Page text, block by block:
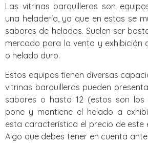
Las vitrinas barquilleras son
una heladería, ya que en estas se
sabores de helados. Suelen ser
mercado para la venta y exhibición
o helado duro.
Estos equipos tienen diversas
vitrinas barquilleras pueden
sabores o hasta 12 (estos son los
pone y mantiene el helado a
esta característica el precio de este
Algo que debes tener en cuenta